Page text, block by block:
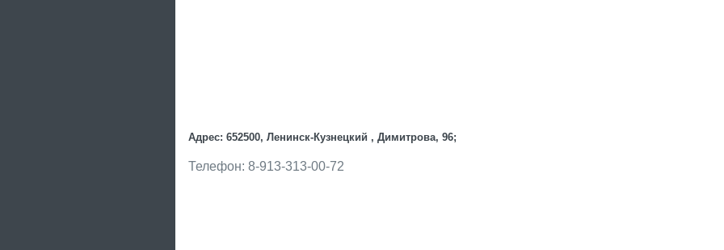
Адрес: 652500, Ленинск-Кузнецкий , Димитрова, 96;
Телефон: 8-913-313-00-72